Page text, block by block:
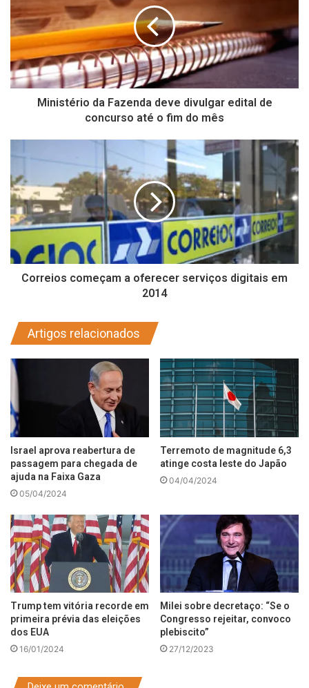
Ministério da Fazenda deve divulgar edital de
concurso até o fim do mês
Correios começam a oferecer serviços digitais em
2014
Artigos relacionados
Israel aprova reabertura de
passagem para chegada de
ajuda na Faixa Gaza
05/04/2024
Terremoto de magnitude 6,3
atinge costa leste do Japão
04/04/2024
Trump tem vitória recorde em
primeira prévia das eleições
dos EUA
16/01/2024
Milei sobre decretaço: “Se o
Congresso rejeitar, convoco
plebiscito”
27/12/2023